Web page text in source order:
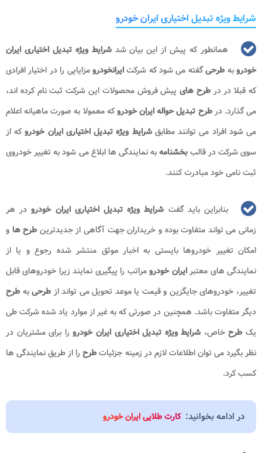
شرایط ویژه تبدیل اختیاری ایران خودرو
همانطور که پیش از این بیان شدشرایط ویژه تبدیل اختیاری ایران
خودروبه طرحیگفته می شود که شرکتایرانخودرومزایایی را در اختیار افرادی
که قبلا در درطرح هایپیش فروش محصولات این شرکت ثبت نام کرده اند،
می گذارد. درطرح تبدیل حواله ایران خودروکه معمولا به صورت ماهیانه اعلام
می شود افراد می توانند مطابقشرایط ویژه تبدیل اختیاری ایران خودروکه از
سوی شرکت در قالببخشنامهبه نمایندگی ها ابلاغ می شود به تغییر خودروی
ثبت نامی خود مبادرت کنند.
بنابراین باید گفت شرایط ویژه تبدیل اختیاری ایران خودرودر هر
زمانی می تواند متفاوت بوده و خریداران جهت آگاهی از جدیدترین طرح ها و
امکان تغییر خودروها بایستی به اخبار موثق منتشر شده رجوع و یا از
نمایندگی های معتبرایران خودرومراتب را پیگیری نمایند زیرا خودروهای قابل
تغییر، خودروهای جایگزین و قیمت یا موعد تحویل می تواند از طرحیبه طرح
دیگر متفاوت باشد. همچنین در صورتی که به غیر از موارد یاد شده شرکت طی
یک طرحخاص، شرایط ویژه تبدیل اختیاری ایران خودرورا برای مشتریان در
نظر بگیرد می توان اطلاعات لازم در زمینه جزئیاتطرح را از طریق نمایندگی ها
کسب کرد.
در ادامه بخوانید: کارت طلایی ایران خودرو